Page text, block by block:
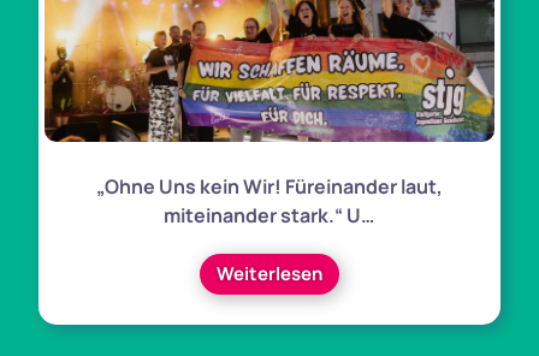
„Ohne Uns kein Wir! Füreinander laut,
miteinander stark.“ U…
Weiterlesen